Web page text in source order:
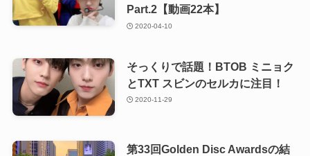
Part.2【動画22本】
2020-04-10
そっくりで話題！BTOB ミニョク
とTXT スビンのセルカに注目！
2020-11-29
第33回Golden Disc Awardsの結